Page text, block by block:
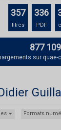
le
357
titres
336
PDF
877 109
sur quae-
Formats